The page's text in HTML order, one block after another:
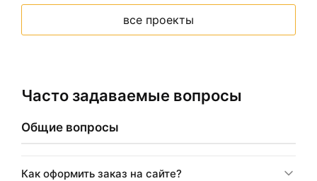
все проекты
Часто задаваемые вопросы
Общие вопросы
Как оформить заказ на сайте?